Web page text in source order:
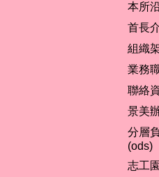
本所
首長
組織
業務
聯絡
景美
分層
(ods)
志工